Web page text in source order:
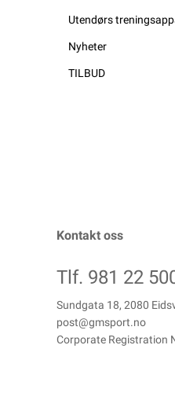
Utendørs
Nyheter
TILBUD
Kontakt oss
Tlf. 981 22
Sundgata 18, 2080
post@gmsport.no
Corporate Registration